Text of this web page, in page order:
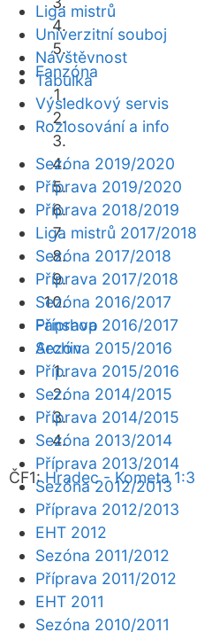
Fanzóna
Fanshop
Archiv
ČF1:Hradec - Kometa 1:3
Liga mistrů
Univerzitní souboj
Návštěvnost
Tabulka
Výsledkový servis
Rozlosování a info
Sezóna 2019/2020
Příprava 2019/2020
Příprava 2018/2019
Liga mistrů 2017/2018
Sezóna 2017/2018
Příprava 2017/2018
Sezóna 2016/2017
Příprava 2016/2017
Sezóna 2015/2016
Příprava 2015/2016
Sezóna 2014/2015
Příprava 2014/2015
Sezóna 2013/2014
Příprava 2013/2014
Sezóna 2012/2013
Příprava 2012/2013
EHT 2012
Sezóna 2011/2012
Příprava 2011/2012
EHT 2011
Sezóna 2010/2011